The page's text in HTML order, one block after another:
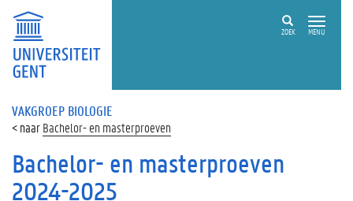
ZOEK MENU
VAKGROEP BIOLOGIE
Bachelor- en masterproeven
Bachelor- en masterproeven
2024-2025